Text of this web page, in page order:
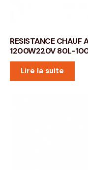
RESISTANCE CHAUF
1200W220V 80L-
Lire la suite